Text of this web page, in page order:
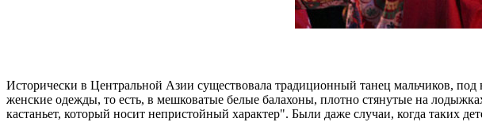
Исторически в Центральной Азии существовала традиционный танец мальчиков,
женские одежды, то есть, в мешковатые белые балахоны, плотно стянутые на
кастаньет, который носит непристойный характер". Были даже случаи, когда таких